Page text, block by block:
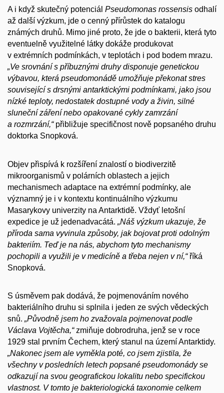
A i když skutečný potenciál Pseudomonas rossensis odhalí
až další výzkum, jde o cenný přírůstek do katalogu
známých druhů. Mimo jiné proto, že jde o bakterii, která tyto
eventuelně využitelné látky dokáže produkovat
v extrémních podmínkách, v teplotách i pod bodem mrazu.
„Ve srovnání s příbuznými druhy disponuje genetickou
výbavou, která pseudomonádě umožňuje překonat stres
související s drsnými antarktickými podmínkami, jako jsou
nízké teploty, nedostatek dostupné vody a živin, silné
sluneční záření nebo opakované cykly zamrzání
a rozmrzání,“přibližuje specifičnost nově popsaného druhu
doktorka Snopková.
Objev přispívá k rozšíření znalostí o biodiverzitě
mikroorganismů v polárních oblastech a jejich
mechanismech adaptace na extrémní podmínky, ale
významný je i v kontextu kontinuálního výzkumu
Masarykovy univerzity na Antarktidě. Vždyť letošní
expedice je už jedenadvacátá. „Náš výzkum ukazuje, že
příroda sama vyvinula způsoby, jak bojovat proti odolným
bakteriím. Teď je na nás, abychom tyto mechanismy
pochopili a využili je v medicíně a třeba nejen v ní,“říká
Snopková.
S úsměvem pak dodává, že pojmenováním nového
bakteriálního druhu si splnila i jeden ze svých vědeckých
snů. „Původně jsem ho zvažovala pojmenovat podle
Václava Vojtěcha,“zmiňuje dobrodruha, jenž se v roce
1929 stal prvním Čechem, který stanul na území Antarktidy.
„Nakonec jsem ale vyměkla poté, co jsem zjistila, že
všechny v posledních letech popsané pseudomonády se
odkazují na svou geografickou lokalitu nebo specifickou
vlastnost. V tomto je bakteriologická taxonomie celkem